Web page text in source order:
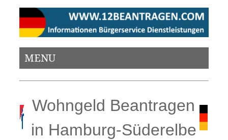
MENU
Wohngeld Beantragen
in Hamburg-Süderelbe